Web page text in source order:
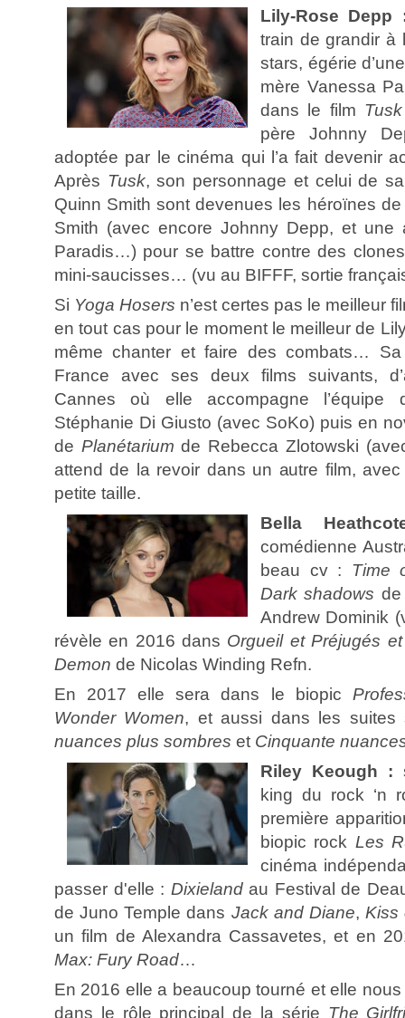
Lily-Rose Depp
train de grandir à
stars, égérie
mère Vanessa
dans le film
père Johnny
adoptée par le cinéma qui l’a fait devenir
Après Tusk, son personnage et celui de
Quinn Smith sont devenues les héroïnes
Smith (avec encore Johnny Depp, et une
Paradis…) pour se battre contre des
mini-saucisses… (vu au BIFFF, sortie
Si Yoga Hosers n’est certes pas le meilleur
en tout cas pour le moment le meilleur de
même chanter et faire des combats…
France avec ses deux films suivants,
Cannes où elle accompagne
Stéphanie Di Giusto (avec SoKo) puis en
de Planétarium de Rebecca Zlotowski
attend de la revoir dans un autre film,
petite taille.
Bella
comédienne
beau cv :
Time
Dark shadows
Andrew Dominik
révèle en 2016 dans Orgueil et Préjugés
Demon de Nicolas Winding Refn.
En 2017 elle sera dans le biopic
Wonder Women, et aussi dans les suites
nuances plus sombres et Cinquante
Riley Keough :
king du rock ‘n
première
biopic rock Les
cinéma
passer d'elle : Dixielandau Festival de
de Juno Temple dans Jack and Diane,Kiss
un film de Alexandra Cassavetes, et en
Max: Fury Road…
En 2016 elle a beaucoup tourné et elle
dans le rôle principal de la série The